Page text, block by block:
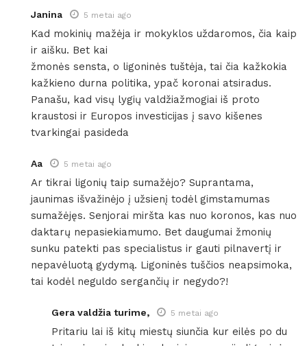
Janina 5 metai ago
Kad mokinių mažėja ir mokyklos uždaromos, čia kaip
ir aišku. Bet kai
žmonės sensta, o ligoninės tuštėja, tai čia kažkokia
kažkieno durna politika, ypač koronai atsiradus.
Panašu, kad visų lygių valdžiažmogiai iš proto
kraustosi ir Europos investicijas į savo kišenes
tvarkingai pasideda
Aa 5 metai ago
Ar tikrai ligonių taip sumažėjo? Suprantama,
jaunimas išvažinėjo į užsienį todėl gimstamumas
sumažėjęs. Senjorai miršta kas nuo koronos, kas nuo
daktarų nepasiekiamumo. Bet daugumai žmonių
sunku patekti pas specialistus ir gauti pilnavertį ir
nepavėluotą gydymą. Ligoninės tuščios neapsimoka,
tai kodėl neguldo sergančių ir negydo?!
Gera valdžia turime, 5 metai ago
Pritariu lai iš kitų miestų siunčia kur eilės po du